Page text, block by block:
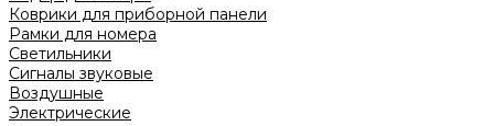
Коврики для приборной панели
Рамки для номера
Светильники
Сигналы звуковые
Воздушные
Электрические